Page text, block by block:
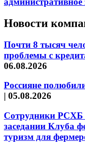
Новости
Почти 8 тысяч
проблемы с
06.08.2026
Россияне
| 05.08.2026
Сотрудники РСХБ
заседании Клуба
туризм для